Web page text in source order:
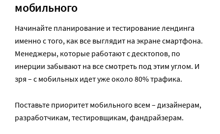
мобильного
Начинайте планирование и тестирование лендинга
именно с того, как все выглядит на экране смартфона.
Менеджеры, которые работают с десктопов, по
инерции забывают на все смотреть под этим углом. И
зря – с мобильных идет уже около 80% трафика.
Поставьте приоритет мобильного всем – дизайнерам,
разработчикам, тестировщикам, фандрайзерам.